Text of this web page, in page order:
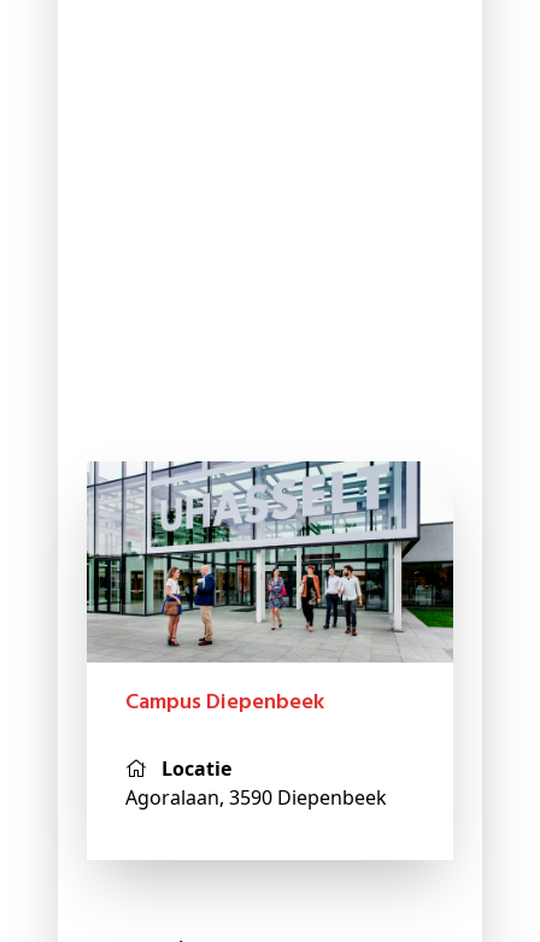
Campus Diepenbeek
Locatie
Agoralaan, 3590 Diepenbeek